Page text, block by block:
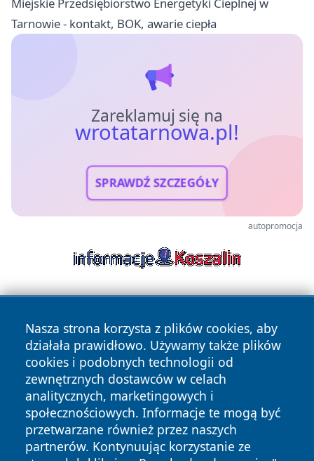
Tarnowie - kontakt, BOK, awarie ciepła
Zareklamuj się na
wrotatarnowa.pl!
SPRAWDŹ SZCZEGÓŁY
autopromocja
Nasza strona korzysta z plików cookies, aby
działała prawidłowo. Używamy także plików
cookies i podobnych technologii od
zewnętrznych dostawców w celach
analitycznych, marketingowych i
społecznościowych. Informacje te mogą być
przetwarzane również przez naszych
partnerów. Kontynuując korzystanie ze
Copyright © 2026 wrotatarnowa.pl Wszystkie prawa
zastrzeżone.
News Autorzy
Polityka
Polityka